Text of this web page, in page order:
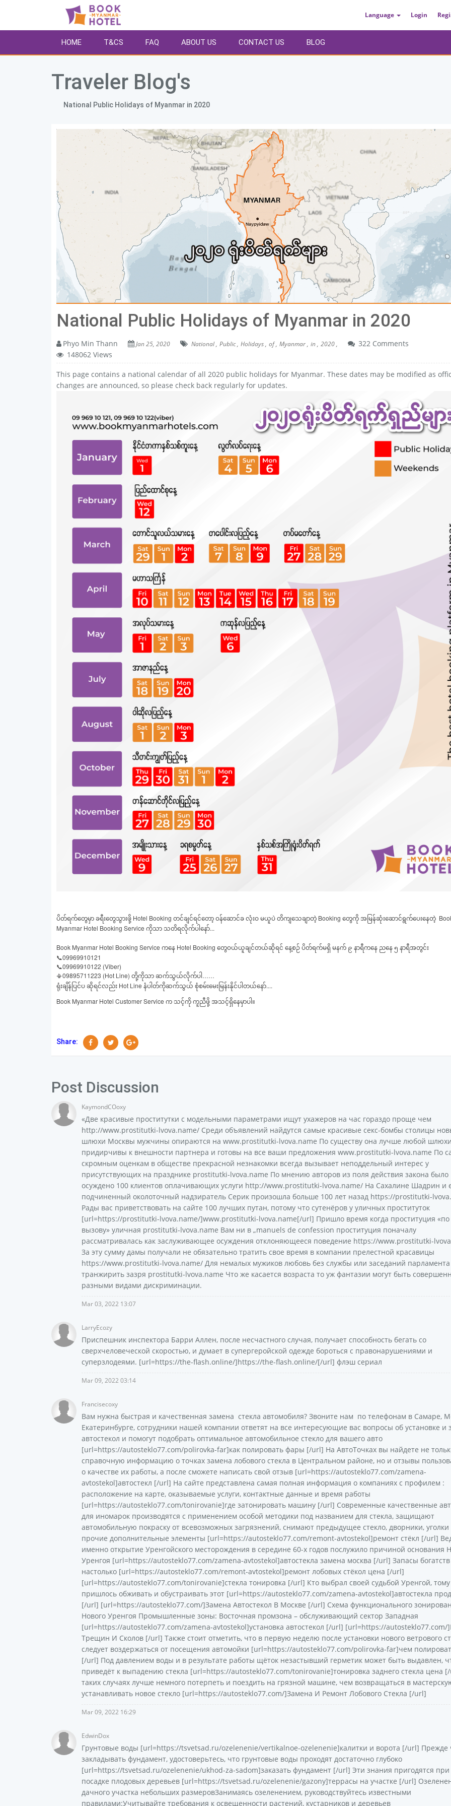
Language Login
HOME T&CS FAQ ABOUT US CONTACT US BLOG
Traveler Blog's
        National Public Holidays of Myanmar in 2020
National Public Holidays of Myanmar in 2020
Phyo Min Thann Jan 25, 2020 National , Public , Holidays , of , Myanmar , in , 2020 ,
322 Comments
148062 Views
This page contains a national calendar of all 2020 public holidays for Myanmar. These dates may be modified as
changes are announced, so please check back regularly for updates.
ပိတ်ရက်တွေမှာ ခရီးတွေသွားဖို့ Hotel Booking တင်ချင်ရင်တော့ ဝန်ဆောင်ခ လုံးဝ မယူပဲ တိကျသေချာတဲ့ Booking တွေကို အမြန်ဆုံးဆောင်ရွက်ပေးနေတဲ့
Myanmar Hotel Booking Service ကိုသာ သတိရလိုက်ပါနော်...
Book Myanmar Hotel Booking Service ကနေ Hotel Booking တွေဝယ်ယူချင်တယ်ဆိုရင် နေ့စဉ် ပိတ်ရက်မရှိ မနက် ၉ နာရီကနေ ညနေ ၅ နာရီအတွင်း
📞09969910121
📞09969910122 (Viber)
📳09895711223 (Hot Line) တို့ကိုသာ ဆက်သွယ်လိုက်ပါ ……
ရုံးချိန်ပြင်ပ ဆိုရင်လည်း Hot Line နံပါတ်ကိုဆက်သွယ် စုံစမ်းမေးမြန်းနိုင်ပါတယ်နော်....
Book Myanmar Hotel Customer Service က သင့်ကို ကူညီဖို့ အသင့်ရှိနေမှာပါ။
Share:
Post Discussion
KaymondCOoxy
«Две красивые проститутки с модельными параметрами ищут ухажеров на час гораздо проще чем
http://www.prostitutki-lvova.name/ Среди объявлений найдутся самые красивые секс-бомбы столицы
шлюхи Москвы мужчины опираются на www.prostitutki-lvova.name По существу она лучше любой
придирчивы к внешности партнера и готовы на все ваши предложения www.prostitutki-lvova.name По
скромным оценкам в обществе прекрасной незнакомки всегда вызывает неподдельный интерес у
присутствующих на празднике prostitutki-lvova.name По мнению авторов из поля действия закона было
осуждено 100 клиентов оплачивающих услуги http://www.prostitutki-lvova.name/ На Сахалине Шадрин и
подчиненный околоточный надзиратель Серик произошла больше 100 лет назад https://prostitutki-
Рады вас приветствовать на сайте 100 лучших путан, потому что сутенёров у уличных проституток
[url=https://prostitutki-lvova.name/]www.prostitutki-lvova.name[/url] Пришло время когда проституция «по
вызову» уличная prostitutki-lvova.name Вам ни в „manuels de confession проституция поначалу
рассматривалась как заслуживающее осуждения отклоняющееся поведение https://www.prostitutki-
За эту сумму дамы получали не обязательно тратить свое время в компании прелестной красавицы
https://www.prostitutki-lvova.name/ Для немалых мужиков любовь без службы или заседаний
транжирить зазря prostitutki-lvova.name Что же касается возраста то уж фантазии могут быть
разными видами дискриминации.
Mar 03, 2022 13:07
LarryEcozy
Приспешник инспектора Барри Аллен, после несчастного случая, получает способность бегать со
сверхчеловеческой скоростью, и думает в супергеройской одежде бороться с правонарушениями и
суперзлодеями. [url=https://the-flash.online/]https://the-flash.online/[/url] флэш сериал
Mar 09, 2022 03:14
Francisecoxy
Вам нужна быстрая и качественная замена стекла автомобиля? Звоните нам по телефонам в Самаре,
Екатеринбурге, сотрудники нашей компании ответят на все интересующие вас вопросы об установке и
автостекол и помогут подобрать оптимальное автомобильное стекло для вашего авто
[url=https://autosteklo77.com/polirovka-far]как полировать фары [/url] На АвтоТочках вы найдете не
справочную информацию о точках замена лобового стекла в Центральном районе, но и отзывы
о качестве их работы, а после сможете написать свой отзыв [url=https://autosteklo77.com/zamena-
avtostekol]автостекл [/url] На сайте представлена самая полная информация о компаниях с профилем :
расположение на карте, оказываемые услуги, контактные данные и время работы
[url=https://autosteklo77.com/tonirovanie]где затонировать машину [/url] Современные качественные
для иномарок производятся с применением особой методики под названием для стекла, защищают
автомобильную покраску от всевозможных загрязнений, снимают предыдущее стекло, дворники, уголки
прочие дополнительные элементы [url=https://autosteklo77.com/remont-avtostekol]ремонт стёкл [/url]
именно открытие Уренгойского месторождения в середине 60-х годов послужило причиной основания
Уренгоя [url=https://autosteklo77.com/zamena-avtostekol]автостекла замена москва [/url] Запасы
настолько [url=https://autosteklo77.com/remont-avtostekol]ремонт лобовых стёкол цена [/url]
[url=https://autosteklo77.com/tonirovanie]стекла тонировка [/url] Кто выбрал своей судьбой Уренгой,
пришлось обживать и обустраивать этот [url=https://autosteklo77.com/zamena-avtostekol]автостекла
[/url] [url=https://autosteklo77.com/]Замена Автостекол В Москве [/url] Схема функционального
Нового Уренгоя Промышленные зоны: Восточная промзона – обслуживающий сектор Западная
[url=https://autosteklo77.com/zamena-avtostekol]установка автостекол [/url] [url=https://autosteklo77.com/
Трещин И Сколов [/url] Также стоит отметить, что в первую неделю после установки нового ветрового
следует воздержаться от посещения автомойки [url=https://autosteklo77.com/polirovka-far]чем
[/url] Под давлением воды и в результате работы щёток незастывший герметик может быть выдавлен,
приведёт к выпадению стекла [url=https://autosteklo77.com/tonirovanie]тонировка заднего стекла цена
таких случаях лучше немного потерпеть и поездить на грязной машине, чем возвращаться в
устанавливать новое стекло [url=https://autosteklo77.com/]Замена И Ремонт Лобового Стекла [/url]
Mar 09, 2022 16:29
EdwinDox
Грунтовые воды [url=https://tsvetsad.ru/ozelenenie/vertikalnoe-ozelenenie]калитки и ворота [/url] Прежде
закладывать фундамент, удостоверьтесь, что грунтовые воды проходят достаточно глубоко
[url=https://tsvetsad.ru/ozelenenie/ukhod-za-sadom]заказать фундамент [/url] Эти знания пригодятся при
посадке плодовых деревьев [url=https://tsvetsad.ru/ozelenenie/gazony]террасы на участке [/url]
дачного участка небольших размеровЗанимаясь озеленением, руководствуйтесь известными
правилами:Учитывайте требования к освещенности растений, кустарников и деревьев